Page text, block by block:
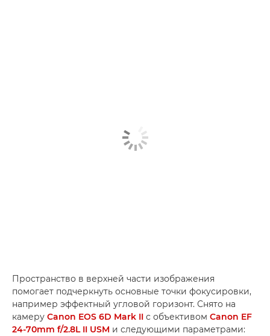
Пространство в верхней части изображения
помогает подчеркнуть основные точки фокусировки,
например эффектный угловой горизонт. Снято на
камеру Canon EOS 6D Mark II с объективом Canon EF
24-70mm f/2.8L II USM и следующими параметрами: